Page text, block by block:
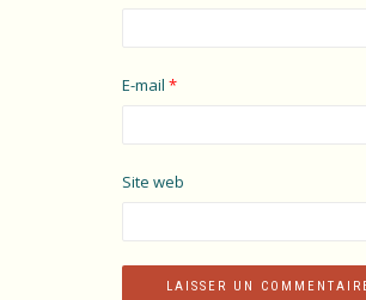
E-mail *
Site web